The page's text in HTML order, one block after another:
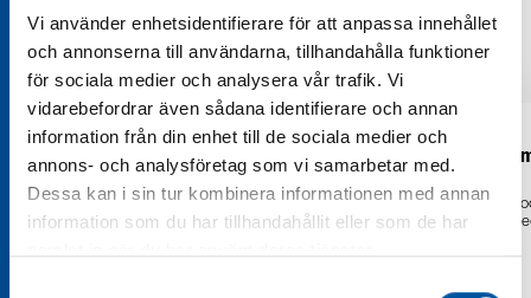
Vi använder enhetsidentifierare för att anpassa innehållet
och annonserna till användarna, tillhandahålla funktioner
för sociala medier och analysera vår trafik. Vi
vidarebefordrar även sådana identifierare och annan
information från din enhet till de sociala medier och
annons- och analysföretag som vi samarbetar med.
Dessa kan i sin tur kombinera informationen med annan
information som du har tillhandahållit eller som de har
Torrkörningsskydd
Mekaniska
motorskydd
Debe
Svenskmonterad
provkörd pump